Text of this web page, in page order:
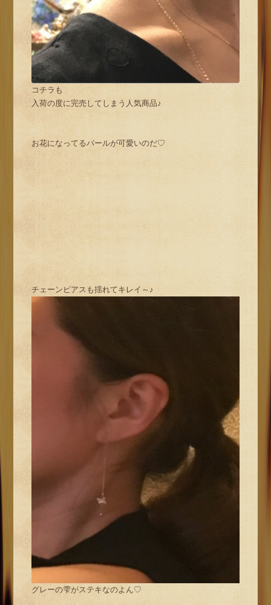
コチラも
入荷の度に完売してしまう人気商品♪
お花になってるパールが可愛いのだ♡
チェーンピアスも揺れてキレイ～♪
グレーの雫がステキなのよん♡